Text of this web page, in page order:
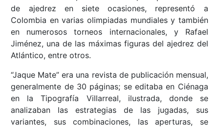
de ajedrez en siete ocasiones, representó a
Colombia en varias olimpiadas mundiales y también
en numerosos torneos internacionales, y Rafael
Jiménez, una de las máximas figuras del ajedrez del
Atlántico, entre otros.
“Jaque Mate” era una revista de publicación mensual,
generalmente de 30 páginas; se editaba en Ciénaga
en la Tipografía Villarreal, ilustrada, donde se
analizaban las estrategias de las jugadas, sus
variantes, sus combinaciones, las aperturas, se